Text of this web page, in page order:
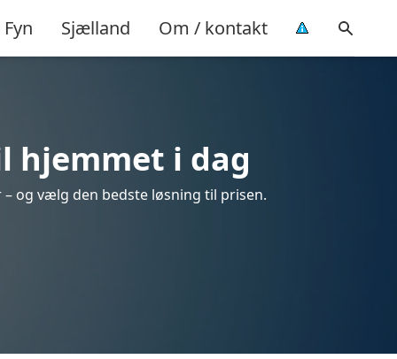
Fyn Sjælland Om / kontakt
hjemmet i dag
og vælg den bedste løsning til prisen.